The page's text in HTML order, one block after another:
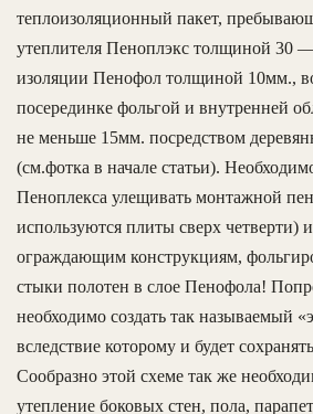
теплоизоляционный пакет,
утеплителя Пеноплэкс толщиной 30
изоляции Пенофол толщиной 10мм.,
посерединке фольгой и внутренней
не меньше 15мм. посредством
(см.фотка в начале статьи).
Пеноплекса улещивать монтажной
используются плиты сверх четверти)
ограждающим конструкциям,
стыки полотен в слое Пенофола!
необходимо создать так называемый
вследствие которому и будет
Сообразно этой схеме так же
утепление боковых стен, пола,